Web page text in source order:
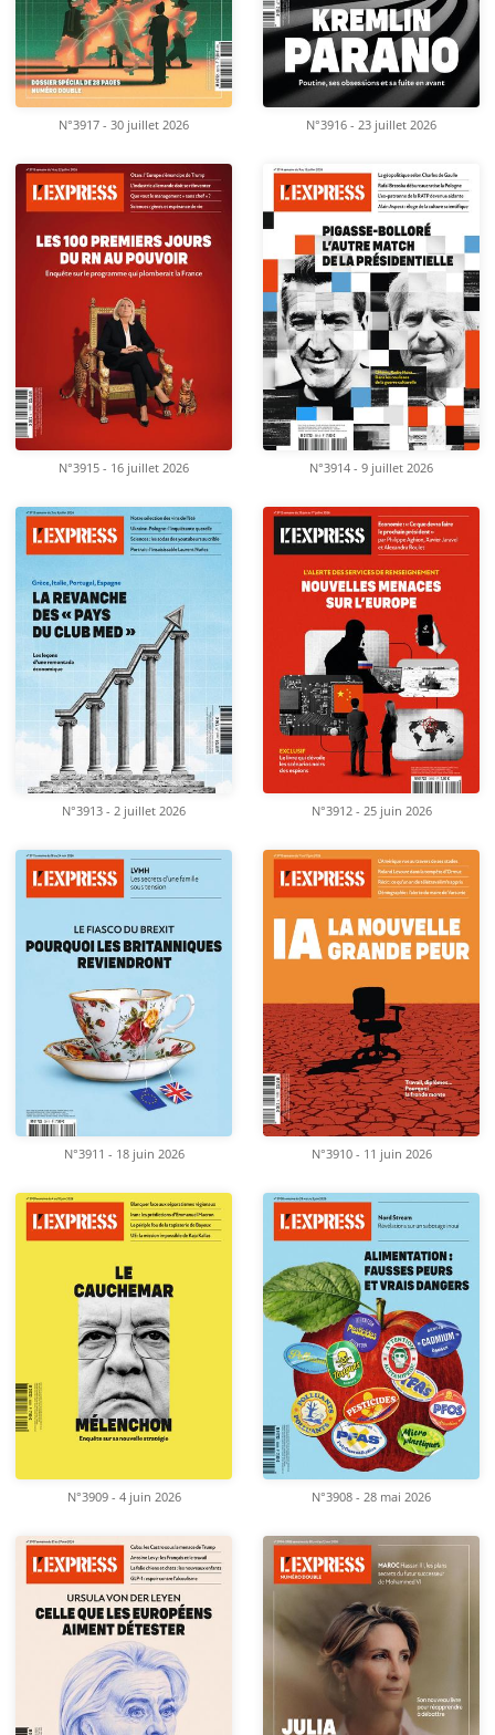
N°3917 - 30 juillet 2026 N°3916 - 23 juillet 2026
N°3915 - 16 juillet 2026 N°3914 - 9 juillet 2026
N°3913 - 2 juillet 2026 N°3912 - 25 juin 2026
N°3911 - 18 juin 2026 N°3910 - 11 juin 2026
N°3909 - 4 juin 2026 N°3908 - 28 mai 2026